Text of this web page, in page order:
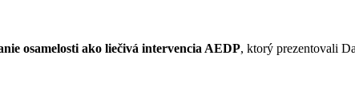
osamelosti ako liečivá intervencia AEDP, ktorý prezentovali